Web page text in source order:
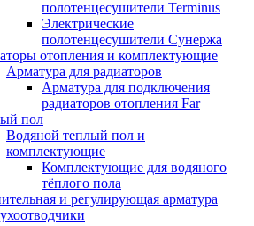
полотенцесушители Terminus
Электрические
полотенцесушители Сунержа
отопления и комплектующие
Арматура для радиаторов
Арматура для подключения
радиаторов отопления Far
пол
Водяной теплый пол и
комплектующие
Комплектующие для водяного
тёплого пола
и регулирующая арматура